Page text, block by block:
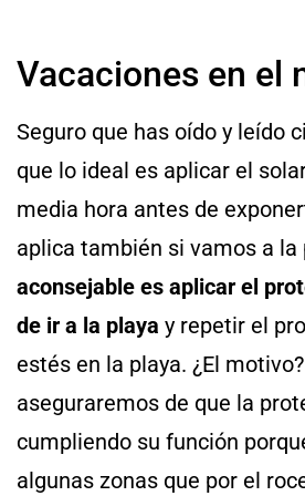
Vacaciones en el
Seguro que has oído y leído
que lo ideal es aplicar el
media hora antes de
aplica también si vamos a la
aconsejable es aplicar el
de ir a la playa y repetir el
estés en la playa. ¿El
aseguraremos de que la
cumpliendo su función
algunas zonas que por el